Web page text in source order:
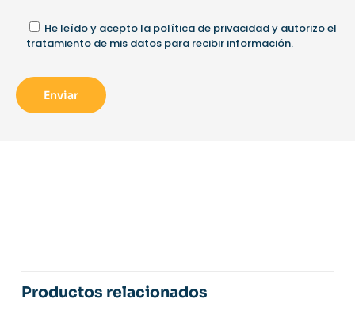
He leído y acepto la política de privacidady autorizo el
tratamiento de mis datos para recibir información.
Productos relacionados